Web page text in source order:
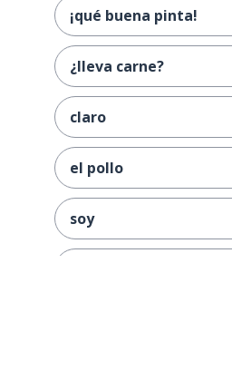
¡qué buena pinta!
¿lleva carne?
claro
el pollo
soy